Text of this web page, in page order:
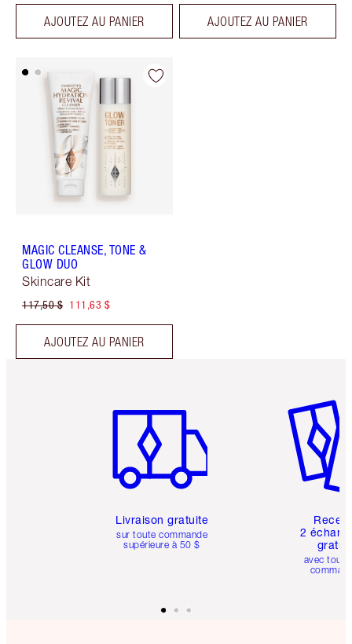
AJOUTEZ AU PANIER AJOUTEZ AU PANIER
MAGIC CLEANSE, TONE &
GLOW DUO
Skincare Kit
117,50 $ 111,63 $
AJOUTEZ AU PANIER
Livraison gratuite
sur toute commande
supérieure à 50 $
2
avec